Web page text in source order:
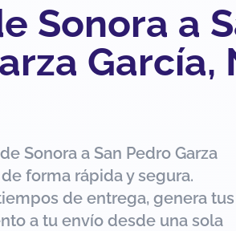
Sonora a
García,
Sonora a San Pedro Garza
forma rápida y segura.
de entrega, genera tus
a tu envío desde una sola